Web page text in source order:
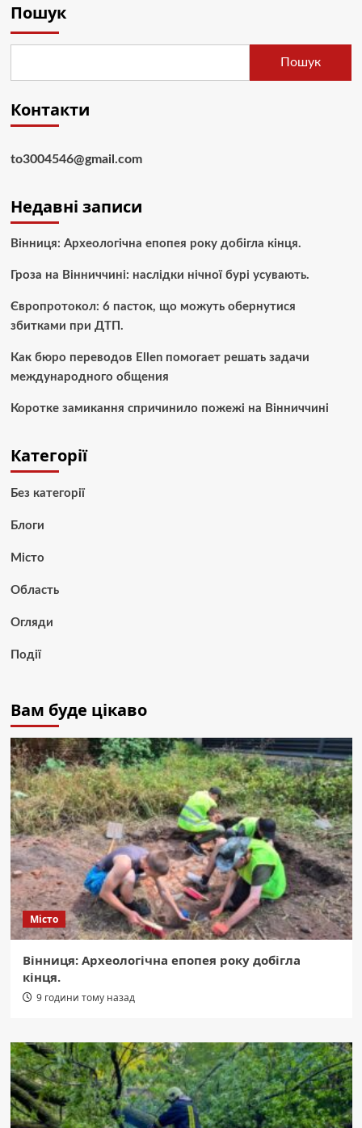
Пошук
Пошук
Контакти
to3004546@gmail.com
Недавні записи
Вінниця: Археологічна епопея року добігла кінця.
Гроза на Вінниччині: наслідки нічної бурі усувають.
Європротокол: 6 пасток, що можуть обернутися
збитками при ДТП.
Как бюро переводов Ellen помогает решать задачи
международного общения
Коротке замикання спричинило пожежі на Вінниччині
Категорії
Без категорії
Блоги
Місто
Область
Огляди
Події
Вам буде цікаво
Місто
Вінниця: Археологічна епопея року добігла
кінця.
9 години тому назад